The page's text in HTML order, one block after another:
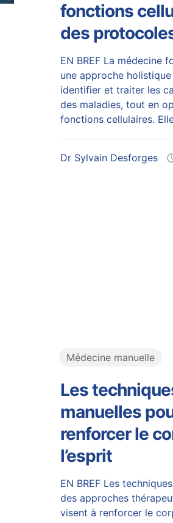
fonctions
des
EN BREF La médecine
une approche
identifier et traiter les
des maladies, tout en
fonctions cellulaires.
Dr Sylvain Desforges
Médecine manuelle
Les
manuelles
renforcer le
l’esprit
EN BREF Les
des approches
visent à renforcer le